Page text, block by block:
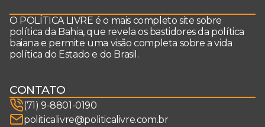
O POLÍTICA LIVRE é o mais completo site sobre
política da Bahia, que revela os bastidores da política
baiana e permite uma visão completa sobre a vida
política do Estado e do Brasil.
CONTATO
(71) 9-8801-0190
politicalivre@politicalivre.com.br